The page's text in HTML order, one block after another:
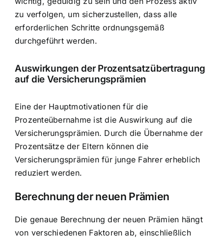
zu verfolgen, um sicherzustellen, dass alle
erforderlichen Schritte ordnungsgemäß
durchgeführt werden.
Auswirkungen der Prozentsatzübertragung
auf die Versicherungsprämien
Eine der Hauptmotivationen für die
Prozenteübernahme ist die Auswirkung auf die
Versicherungsprämien. Durch die Übernahme der
Prozentsätze der Eltern können die
Versicherungsprämien für junge Fahrer erheblich
reduziert werden.
Berechnung der neuen Prämien
Die genaue Berechnung der neuen Prämien hängt
von verschiedenen Faktoren ab, einschließlich